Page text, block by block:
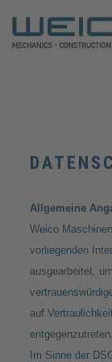
Allgemeine
Weico
vorliegenden
ausgearbeitet,
auf
entgegenzutreten.
Im Sinne der